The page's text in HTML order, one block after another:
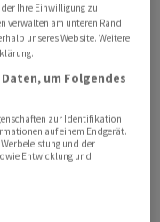
zu. In
einen
legten die
zu, wobei auf
Erlöse von
gestiegen. Nur
Ihre Einwilligung zu
verwalten am unteren Rand
unseres Website. Weitere
um Folgendes
zur Identifikation
auf einem Endgerät.
und der
Entwicklung und